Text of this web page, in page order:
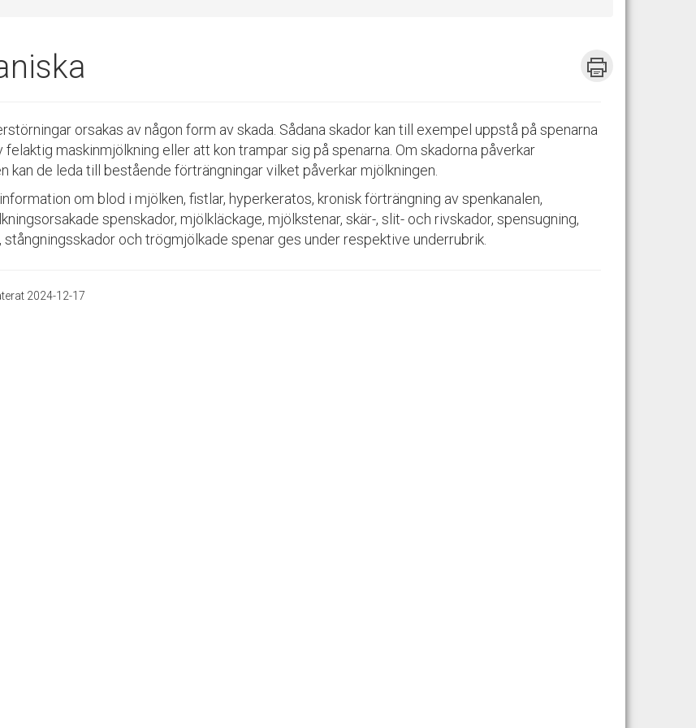
orsakas av någon form av skada. Sådana skador kan till exempel uppstå på spenarna
felaktig maskinmjölkning eller att kon trampar sig på spenarna. Om skadorna påverkar
kan de leda till bestående förträngningar vilket påverkar mjölkningen.
om blod i mjölken, fistlar, hyperkeratos, kronisk förträngning av spenkanalen,
spenskador, mjölkläckage, mjölkstenar, skär-, slit- och rivskador, spensugning,
stångningsskador och trögmjölkade spenar ges under respektive underrubrik.
2024-12-17